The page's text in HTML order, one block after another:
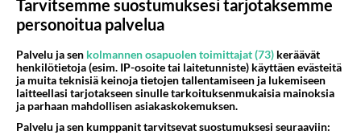
aiheuttaneet tilanteen, jossa maksetut tuet ovat
saavuttaneet alimman tulotason. Tukiviidakko on
tiheä, mutta ärsyttävimmät ovat takuueläke ja
asumistuki. Miksi enää ponnistella? Kova
veroprogressio hoitaa loputkin keskiansioita
nauttineet samaan tuloluokkaan.
Tarvitsemme suostumuksesi tarjotaksemme
personoitua palvelua
Palvelu ja sen kolmannen osapuolen toimittajat (73) keräävät
henkilötietoja (esim. IP-osoite tai laitetunniste) käyttäen evästeitä
ja muita teknisiä keinoja tietojen tallentamiseen ja lukemiseen
laitteellasi tarjotakseen sinulle tarkoituksenmukaisia mainoksia
ja parhaan mahdollisen asiakaskokemuksen.
Palvelu ja sen kumppanit tarvitsevat suostumuksesi seuraaviin: